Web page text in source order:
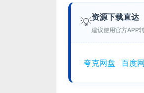
💡资源下载直达
建议使用官方APP
夸克网盘 百度